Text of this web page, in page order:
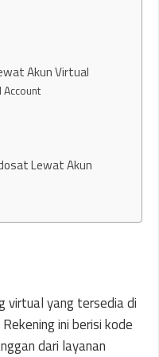
Akun Virtual
Account
Lewat Akun
virtual yang tersedia di
ini berisi kode
dari layanan